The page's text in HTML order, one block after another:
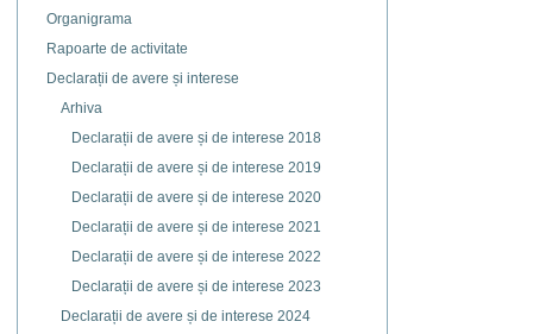
Organigrama
Rapoarte de activitate
Declarații de avere și interese
Arhiva
Declarații de avere și de interese 2018
Declarații de avere și de interese 2019
Declarații de avere și de interese 2020
Declarații de avere și de interese 2021
Declarații de avere și de interese 2022
Declarații de avere și de interese 2023
Declarații de avere și de interese 2024